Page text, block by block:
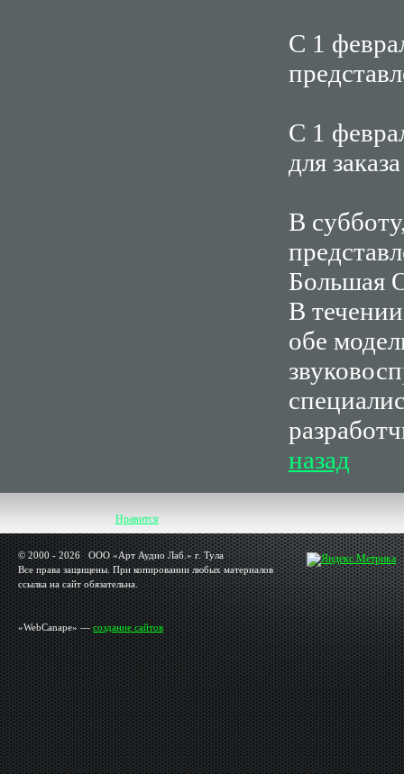
С 1
С 1
для
В
Большая
В
обе
назад
Нравится
© 2000 - 2026 OOO «Арт Аудио Лаб.» г. Тула
Все права защищены. При копировании любых материалов
ссылка на сайт обязательна.
«WebCanape» —создание сайтов